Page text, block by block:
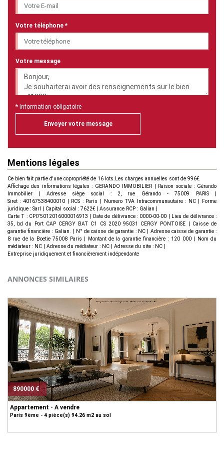
Votre téléphone *
Votre message
* Information obligatoire
Envoyer votre message
Mentions légales
Ce bien fait partie d'une copropriété de 16 lots.Les charges annuelles sont de 996€.
Affichage des informations légales : GERANDO IMMOBILIER | Raison sociale : Gérando
Immobilier | Adresse siège social : 2, rue Gérando - 75009 PARIS |
Siret : 40167538400010 | RCS : Paris | Numero TVA Intracommunautaire : NC | Forme
juridique : Sarl | Capital social : 7622€ | Assurance RCP : Galian |
Carte T : CPI75012016000016913 | Date de délivrance : 0000-00-00 | Lieu de délivrance :
35, bd du Port CAP CERGY BAT C1 CS 2020 95031 CERGY PONTOISE | Caisse de
garantie financière : Galian. | N° de caisse de garantie : NC | Adresse caisse de garantie :
8 rue de la Boetie 75008 Paris | Montant de la garantie financière : 120 000 | Nom du
médiateur : NC | Adresse du médiateur : NC | Adresse du site : NC |
Entreprise juridiquement et financièrement indépendante
ANNONCES SIMILAIRES
890000 €
Appartement - A vendre
Paris 9ème - 4 pièce(s) 94.26 m2 au sol